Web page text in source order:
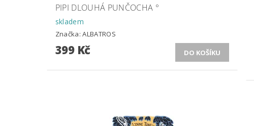
PIPI DLOUHÁ PUNČOCHA °
skladem
Značka:ALBATROS
399 Kč